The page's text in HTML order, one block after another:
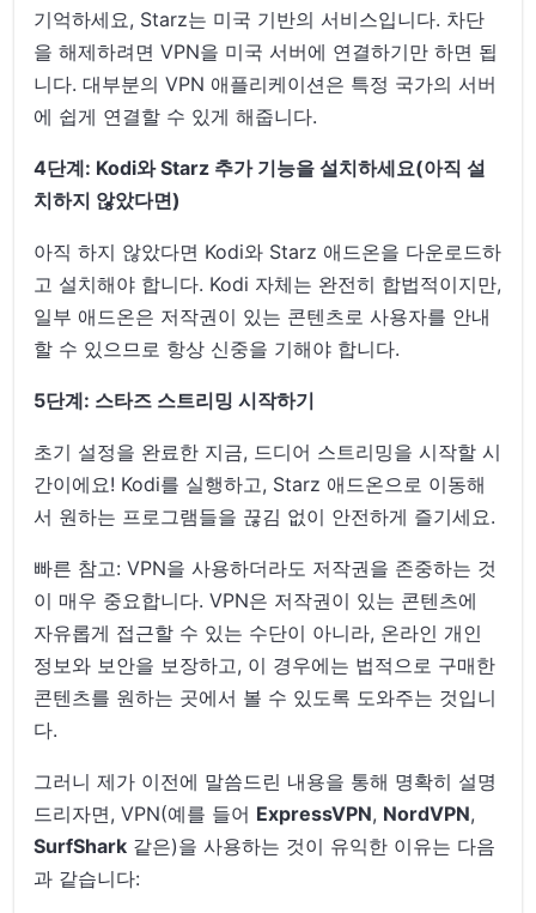
기억하세요, Starz는 미국 기반의 서비스입니다. 차단
을 해제하려면 VPN을 미국 서버에 연결하기만 하면 됩
니다. 대부분의 VPN 애플리케이션은 특정 국가의 서버
에 쉽게 연결할 수 있게 해줍니다.
4단계: Kodi와 Starz 추가 기능을 설치하세요(아직 설
치하지 않았다면)
아직 하지 않았다면 Kodi와 Starz 애드온을 다운로드하
고 설치해야 합니다. Kodi 자체는 완전히 합법적이지만,
일부 애드온은 저작권이 있는 콘텐츠로 사용자를 안내
할 수 있으므로 항상 신중을 기해야 합니다.
5단계: 스타즈 스트리밍 시작하기
초기 설정을 완료한 지금, 드디어 스트리밍을 시작할 시
간이에요! Kodi를 실행하고, Starz 애드온으로 이동해
서 원하는 프로그램들을 끊김 없이 안전하게 즐기세요.
빠른 참고: VPN을 사용하더라도 저작권을 존중하는 것
이 매우 중요합니다. VPN은 저작권이 있는 콘텐츠에
자유롭게 접근할 수 있는 수단이 아니라, 온라인 개인
정보와 보안을 보장하고, 이 경우에는 법적으로 구매한
콘텐츠를 원하는 곳에서 볼 수 있도록 도와주는 것입니
다.
그러니 제가 이전에 말씀드린 내용을 통해 명확히 설명
드리자면, VPN(예를 들어 ExpressVPN, NordVPN,
SurfShark 같은)을 사용하는 것이 유익한 이유는 다음
과 같습니다: